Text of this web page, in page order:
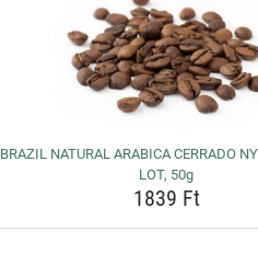
BRAZIL NATURAL ARABICA CERRADO
LOT, 50g
1839 Ft